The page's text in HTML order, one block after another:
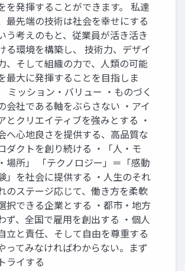
を発揮することができます。 私達
最先端の技術は社会を幸せにする
う考えのもと、従業員が活き活き
る環境を構築し、 技術力、デザイ
、そして組織の力で、人類の可能
最大に発揮することを目指しま
ミッション・バリュー ・ものづく
会社である軸をぶらさない ・アイ
とクリエイティブを強みとする ・
へ心地良さを提供する、高品質な
ダクトを創り続ける ・「人・モ
場所」 「テクノロジー」＝「感動
」を社会に提供する ・人生のそれ
のステージ応じて、働き方を柔軟
択できる企業とする ・都市・地方
ず、全国で雇用を創出する ・個人
立と責任、そして自由を尊重する
ってみなければわからない。まず
ライする